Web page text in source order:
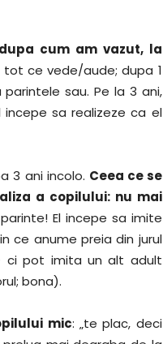
cum am vazut, la
ce vede/aude; dupa 1
sau. Pe la 3 ani,
sa realizeze ca el
3 ani incolo. Ceea ce se
a copilului: nu mai
El incepe sa imite
ce anume preia din jurul
ci pot imita un alt adult
bona).
mic: „te plac, deci